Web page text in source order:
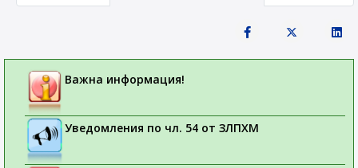
Важна информация!
Уведомления по чл. 54 от ЗЛПХМ